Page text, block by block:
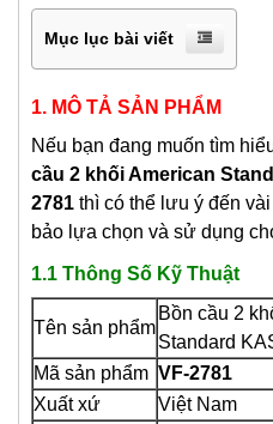
Mục lục bài viết
1. MÔ TẢ SẢN PHẨM
Nếu bạn đang muốn tìm
cầu 2 khối American
2781 thì có thể lưu ý đến
bảo lựa chọn và sử dụng
1.1 Thông Số Kỹ Thuật
Tên sản phẩm
Bồn cầu 2
Standard
Mã sản phẩm VF-2781
Xuất xứ
Việt Nam